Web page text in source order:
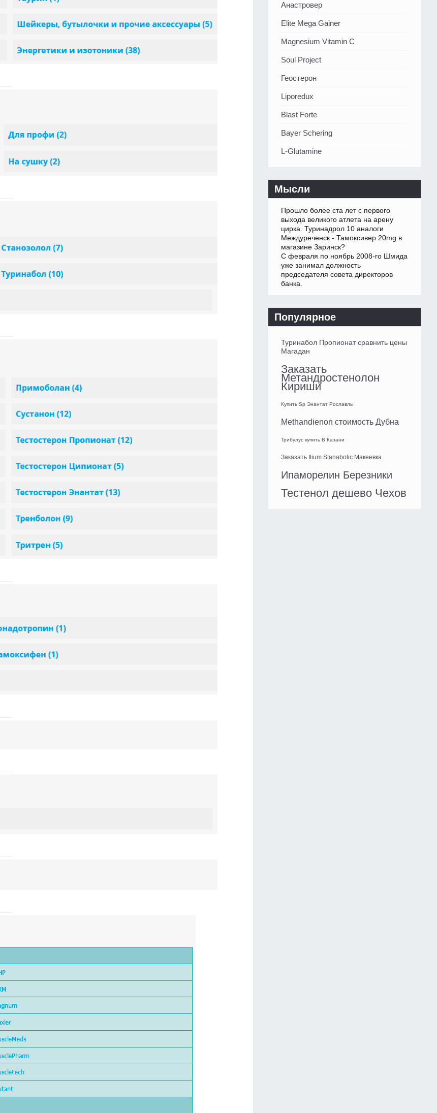
Анастровер
Elite Mega Gainer
Magnesium Vitamin C
Soul Project
Геостерон
Liporedux
Blast Forte
Bayer Schering
L-Glutamine
Мысли
Прошло более ста лет с первого
выхода великого атлета на арену
цирка. Туринадрол 10 аналоги
Междуреченск - Тамоксивер 20mg в
магазине Заринск?
С февраля по ноябрь 2008-го Шмида
уже занимал должность
председателя совета директоров
банка.
Популярное
Туринабол Пропионат сравнить цены
Магадан
Заказать
Метандростенолон
Кириши
Купить Sp Энантат Рославль
Methandienon стоимость Дубна
Трибулус купить В Казани
Заказать Ilium Stanabolic Макеевка
Ипаморелин Березники
Тестенол дешево Чехов